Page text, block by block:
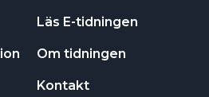
Läs E-tidningen
Om tidningen
Kontakt